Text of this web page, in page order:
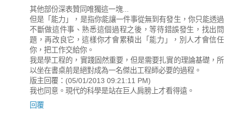
其他部份深表贊同唯獨這一塊...
但是「能力」，是指你能讓一件事從無到有發生，你只能透過
不斷做這件事、熟悉這個過程之後，等待錯誤發生，找出問
題，再改良它，這樣你才會累積出「能力」，別人才會信任
你，把工作交給你。
我是學工程的，實踐固然重要，但是需要扎實的理論基礎，所
以坐在書桌前是絕對成為一名傑出工程師必要的過程。
版主回覆：(05/01/2013 09:21:11 PM)
我也同意。現代的科學是站在巨人肩膀上才看得遠。
回覆